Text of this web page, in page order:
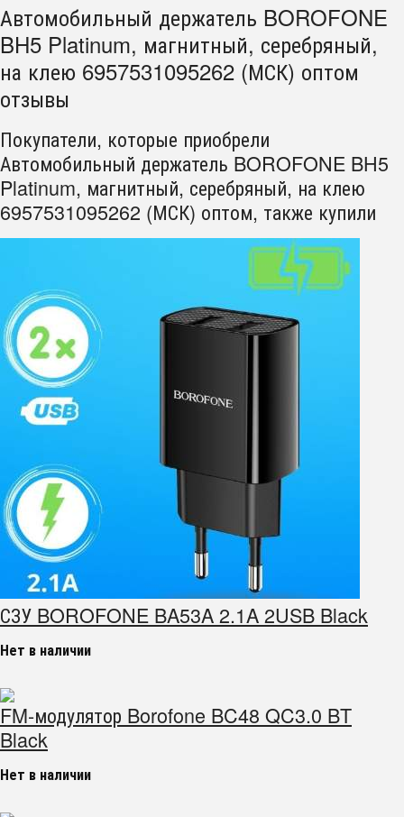
Автомобильный держатель BOROFONE
BH5 Platinum, магнитный, серебряный,
на клею 6957531095262 (МСК) оптом
отзывы
Покупатели, которые приобрели
Автомобильный держатель BOROFONE BH5
Platinum, магнитный, серебряный, на клею
6957531095262 (МСК) оптом, также купили
СЗУ BOROFONE BA53A 2.1A 2USB Black
Нет в наличии
FM-модулятор Borofone BC48 QC3.0 BT
Black
Нет в наличии